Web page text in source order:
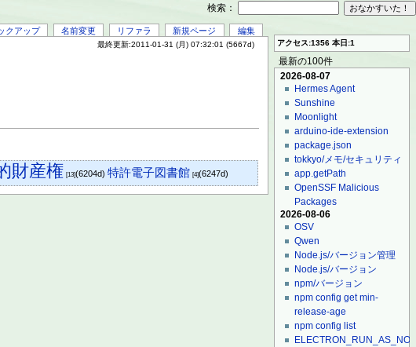
クアップ 名前変更 リファラ 新規ページ 編集
最終更新:2011-01-31 (月) 07:32:01 (5667d)
財産権 [13](6204d)特許電子図書館 [4](6247d)
アクセス:1356 本日:1
最新の100件
2026-08-07
Hermes Agent
Sunshine
Moonlight
arduino-ide-extension
package.json
tokkyo/メモ/セキュリティ
app.getPath
OpenSSF Malicious
Packages
2026-08-06
OSV
Qwen
Node.js/バージョン管理
Node.js/バージョン
npm/バージョン
npm config get min-
release-age
npm config list
検索：